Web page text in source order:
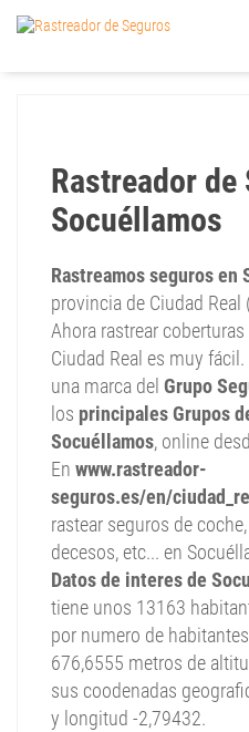
Rastreador de
Socuéllamos
Rastreamos seguros en
provincia de Ciudad Real
Ahora rastrear
Ciudad Real es muy fácil.
una marca del Grupo
los principales Grupos
Socuéllamos, online
En www.rastreador-
seguros.es/en/
rastear seguros de
decesos, etc... en
Datos de interes de
tiene unos 13163
por numero de
676,6555 metros de
sus coodenadas
y longitud -2,79432.